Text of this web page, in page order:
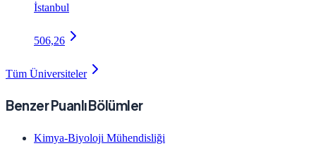
İstanbul
506,26
Tüm Üniversiteler
Benzer Puanlı Bölümler
Kimya-Biyoloji Mühendisliği